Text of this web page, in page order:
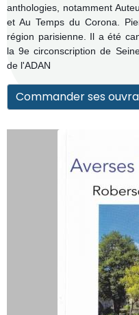
anthologies, notamment
et Au Temps du Corona.
région parisienne. Il a été
la 9e circonscription de
de l'ADAN
Commander ses